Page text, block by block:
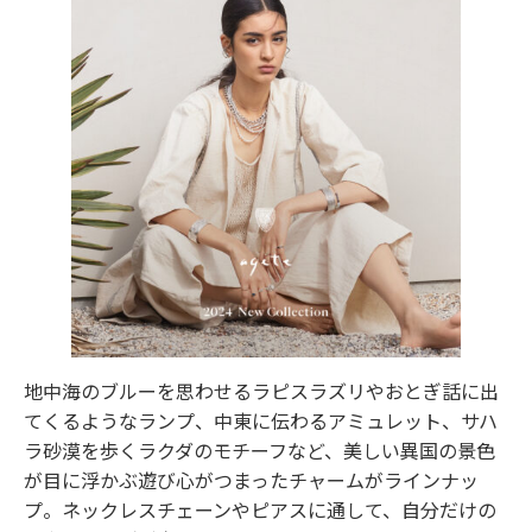
地中海のブルーを思わせるラピスラズリやおとぎ話に出
てくるようなランプ、中東に伝わるアミュレット、サハ
ラ砂漠を歩くラクダのモチーフなど、美しい異国の景色
が目に浮かぶ遊び心がつまったチャームがラインナッ
プ。ネックレスチェーンやピアスに通して、自分だけの